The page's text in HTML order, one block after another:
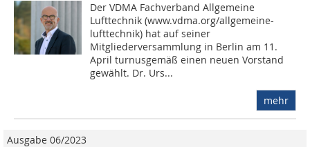
Der VDMA Fachverband Allgemeine
Lufttechnik (www.vdma.org/allgemeine-
lufttechnik) hat auf seiner
Mitgliederversammlung in Berlin am 11.
April turnusgemäß einen neuen Vorstand
gewählt. Dr. Urs...
mehr
Ausgabe 06/2023